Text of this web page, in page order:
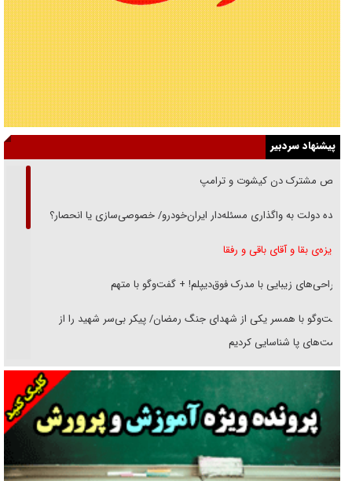
پیشنهاد سردبیر
رقص مشترک دن کیشوت و ترامپ
دنده دولت به واگذاری مسئله‌دار ایران‌خودرو/ خصوصی‌سازی یا انحصار؟
غریزه‌ی بقا و آقای باقی و رفقا
جراحی‌های زیبایی با مدرک فوق‌دیپلم! + گفت‌وگو با متهم
گفت‌وگو با همسر یکی از شهدای جنگ رمضان/ پیکر بی‌سر شهید را از
انگشت‌های پا شناسایی کردیم
نسلی که آنلاین الگو می‌گیرد
گفت‌وگو با آیت‌الله جاودان/ جفای مخالفان مکانت معنوی رهبر شهید را
ارتقا می‌داد
راننده مست به قانون می‌خندد